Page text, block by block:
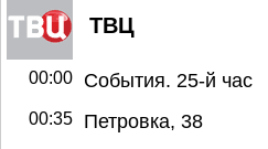
ТВЦ
00:00 События. 25-й час
00:35 Петровка, 38